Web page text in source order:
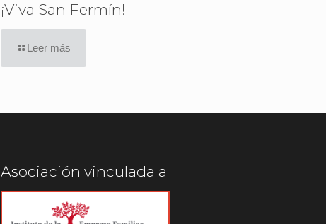
¡Viva San Fermín!
Leer más
Asociación vinculada a